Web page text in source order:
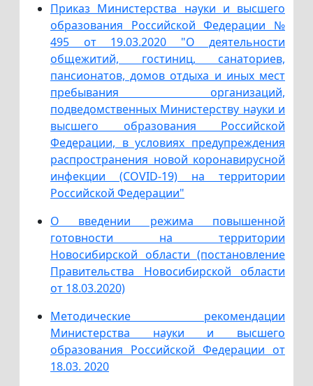
Приказ Министерства науки и высшего
образования Российской Федерации №
495 от 19.03.2020 "О деятельности
общежитий, гостиниц, санаториев,
пансионатов, домов отдыха и иных мест
пребывания организаций,
подведомственных Министерству науки и
высшего образования Российской
Федерации, в условиях предупреждения
распространения новой коронавирусной
инфекции (COVID-19) на территории
Российской Федерации"
О введении режима повышенной
готовности на территории
Новосибирской области (постановление
Правительства Новосибирской области
от 18.03.2020)
Методические рекомендации
Министерства науки и высшего
образования Российской Федерации от
18.03. 2020